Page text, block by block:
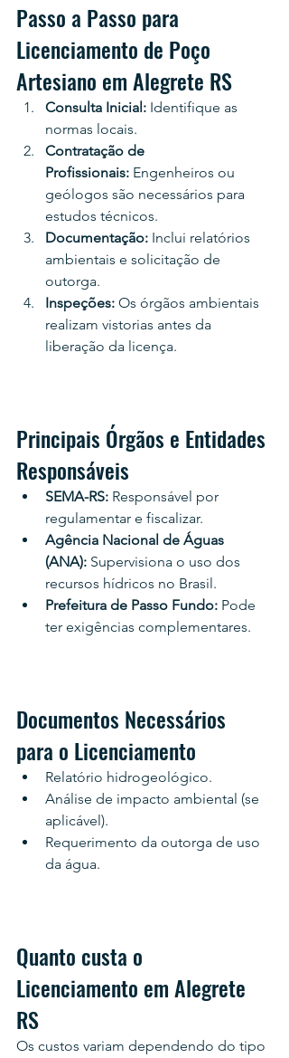
Passo a Passo para
Licenciamento de Poço
Artesiano em Alegrete RS
Consulta Inicial: Identifique as
normas locais.
Contratação de
Profissionais: Engenheiros ou
geólogos são necessários para
estudos técnicos.
Documentação: Inclui relatórios
ambientais e solicitação de
outorga.
Inspeções: Os órgãos ambientais
realizam vistorias antes da
liberação da licença.
Principais Órgãos e Entidades
Responsáveis
SEMA-RS: Responsável por
regulamentar e fiscalizar.
Agência Nacional de Águas
(ANA): Supervisiona o uso dos
recursos hídricos no Brasil.
Prefeitura de Passo Fundo: Pode
ter exigências complementares.
Documentos Necessários
para o Licenciamento
Relatório hidrogeológico.
Análise de impacto ambiental (se
aplicável).
Requerimento da outorga de uso
da água.
Quanto custa o
Licenciamento em Alegrete
RS
Os custos variam dependendo do tipo